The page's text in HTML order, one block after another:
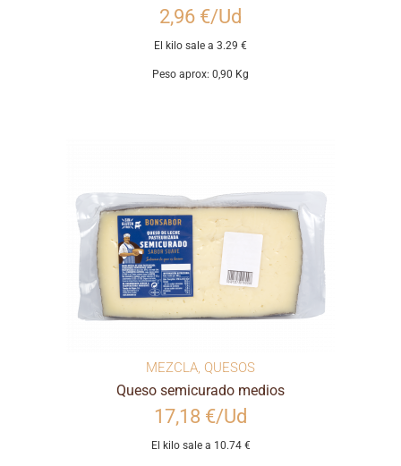
2,96 €/Ud
El kilo sale a 3.29 €
Peso aprox: 0,90 Kg
MEZCLA QUESOS
Queso semicurado medios
17,18 €/Ud
El kilo sale a 10.74 €